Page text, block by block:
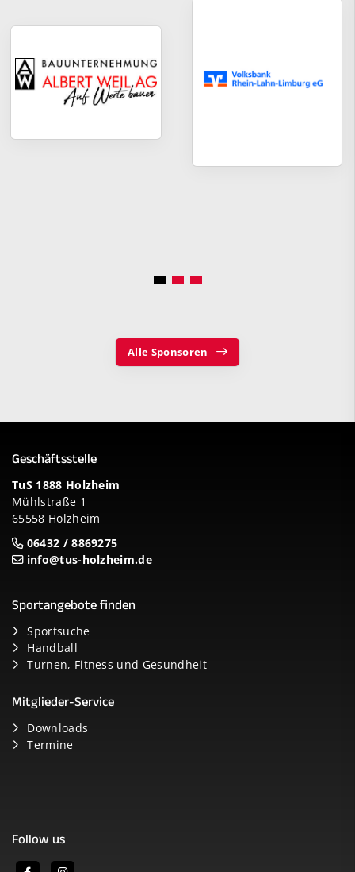
Alle Sponsoren
Geschäftsstelle
TuS 1888 Holzheim
Mühlstraße 1
65558 Holzheim
06432 / 8869275
info@tus-holzheim.de
Sportangebote finden
Sportsuche
Handball
Turnen, Fitness und Gesundheit
Mitglieder-Service
Downloads
Termine
Follow us